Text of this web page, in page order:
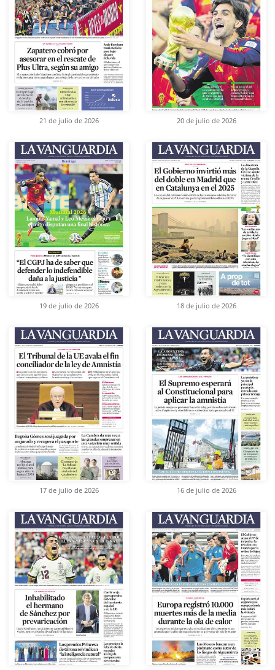
21 de julio de 2026 20 de julio de 2026
19 de julio de 2026 18 de julio de 2026
17 de julio de 2026 16 de julio de 2026